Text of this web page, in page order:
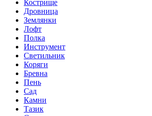
Кострище
Дровница
Землянки
Лофт
Полка
Инструмент
Светильник
Коряги
Бревна
Пень
Сад
Камни
Тазик